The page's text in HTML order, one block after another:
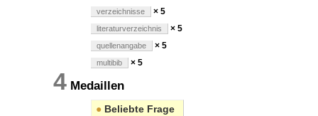
verzeichnisse × 5
literaturverzeichnis × 5
quellenangabe × 5
multibib × 5
4 Medaillen
● Beliebte Frage